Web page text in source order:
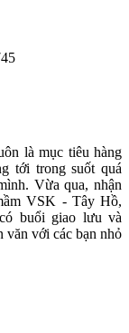
là mục tiêu hàng
tới trong suốt quá
Vừa qua, nhận
VSK - Tây Hồ,
buổi giao lưu và
văn với các bạn nhỏ